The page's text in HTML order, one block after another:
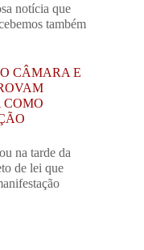
notícia que
também
CÂMARA E
COMO
na tarde da
de lei que